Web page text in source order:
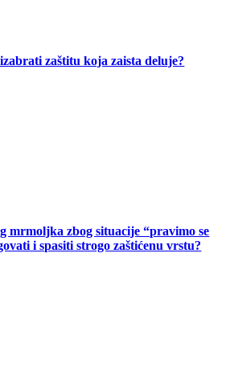
zaštitu koja zaista deluje?
mrmoljka zbog situacije “pravimo se
i spasiti strogo zaštićenu vrstu?